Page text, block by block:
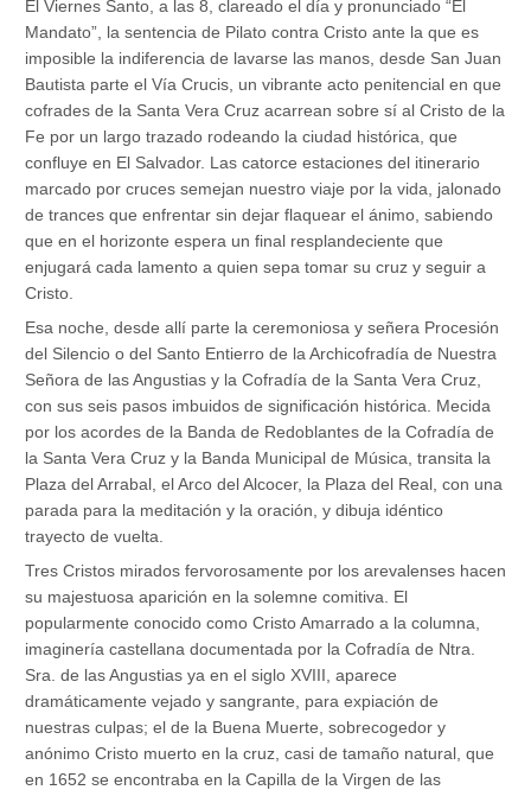
El Viernes Santo, a las 8, clareado el día y pronunciado “El
Mandato”, la sentencia de Pilato contra Cristo ante la que es
imposible la indiferencia de lavarse las manos, desde San Juan
Bautista parte el Vía Crucis, un vibrante acto penitencial en que
cofrades de la Santa Vera Cruz acarrean sobre sí al Cristo de la
Fe por un largo trazado rodeando la ciudad histórica, que
confluye en El Salvador. Las catorce estaciones del itinerario
marcado por cruces semejan nuestro viaje por la vida, jalonado
de trances que enfrentar sin dejar flaquear el ánimo, sabiendo
que en el horizonte espera un final resplandeciente que
enjugará cada lamento a quien sepa tomar su cruz y seguir a
Cristo.
Esa noche, desde allí parte la ceremoniosa y señera Procesión
del Silencio o del Santo Entierro de la Archicofradía de Nuestra
Señora de las Angustias y la Cofradía de la Santa Vera Cruz,
con sus seis pasos imbuidos de significación histórica. Mecida
por los acordes de la Banda de Redoblantes de la Cofradía de
la Santa Vera Cruz y la Banda Municipal de Música, transita la
Plaza del Arrabal, el Arco del Alcocer, la Plaza del Real, con una
parada para la meditación y la oración, y dibuja idéntico
trayecto de vuelta.
Tres Cristos mirados fervorosamente por los arevalenses hacen
su majestuosa aparición en la solemne comitiva. El
popularmente conocido como Cristo Amarrado a la columna,
imaginería castellana documentada por la Cofradía de Ntra.
Sra. de las Angustias ya en el siglo XVIII, aparece
dramáticamente vejado y sangrante, para expiación de
nuestras culpas; el de la Buena Muerte, sobrecogedor y
anónimo Cristo muerto en la cruz, casi de tamaño natural, que
en 1652 se encontraba en la Capilla de la Virgen de las